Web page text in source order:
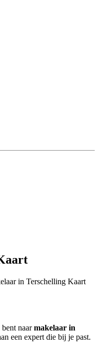
in Terschelling Kaart
naarmakelaar in
een expert die bij je past.